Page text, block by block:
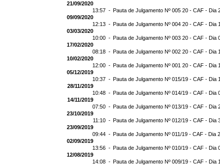
21/09/2020
13:57 - Pauta de Julgamento Nº 005 20 - CAF - Dia
09/09/2020
12:13 - Pauta de Julgamento Nº 004 20 - CAF - Dia
03/03/2020
10:00 - Pauta de Julgamento Nº 003 20 - CAF - Dia
17/02/2020
08:18 - Pauta de Julgamento Nº 002 20 - CAF - Dia
10/02/2020
12:00 - Pauta de Julgamento Nº 001 20 - CAF - Dia
05/12/2019
10:37 - Pauta de Julgamento Nº 015/19 - CAF - Dia
28/11/2019
10:48 - Pauta de Julgamento Nº 014/19 - CAF - Dia
14/11/2019
07:50 - Pauta de Julgamento Nº 013/19 - CAF - Dia
23/10/2019
11:10 - Pauta de Julgamento Nº 012/19 - CAF - Dia
23/09/2019
09:44 - Pauta de Julgamento Nº 011/19 - CAF - Dia
02/09/2019
13:56 - Pauta de Julgamento Nº 010/19 - CAF - Dia
12/08/2019
14:08 - Pauta de Julgamento Nº 009/19 - CAF - Dia